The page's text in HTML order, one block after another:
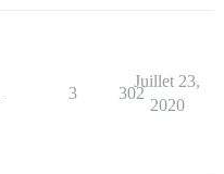
3 302
Juillet 23,
2020